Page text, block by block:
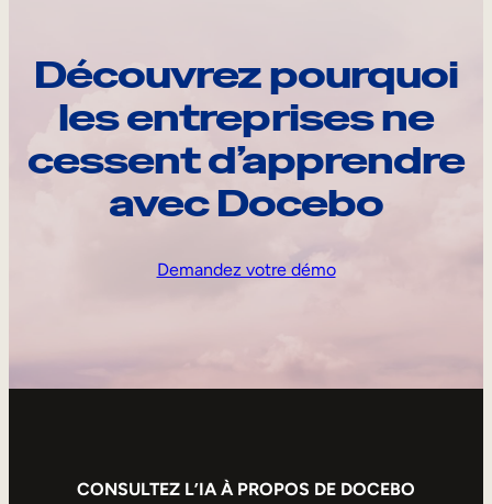
Découvrez pourquoi
les entreprises ne
cessent d’apprendre
avec Docebo
Demandez votre démo
CONSULTEZ L’IA À PROPOS DE DOCEBO